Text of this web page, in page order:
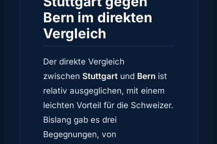
Bern im direkten
Vergleich
Der direkte Vergleich
zwischen Stuttgart und Bern ist
relativ ausgeglichen, mit einem
leichten Vorteil für die Schweizer.
Bislang gab es drei
Begegnungen, von